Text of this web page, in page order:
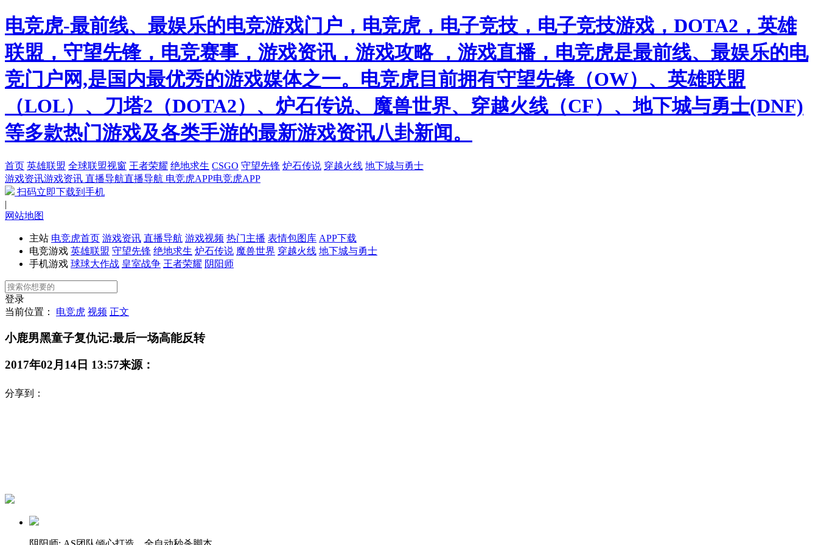
电竞虎-最前线、最娱乐的电竞游戏门户，电竞虎，电子竞技，电子竞技游戏，DOTA2，英雄
联盟，守望先锋，电竞赛事，游戏资讯，游戏攻略 ，游戏直播，电竞虎是最前线、最娱乐的电
竞门户网,是国内最优秀的游戏媒体之一。电竞虎目前拥有守望先锋（OW）、英雄联盟
（LOL）、刀塔2（DOTA2）、炉石传说、魔兽世界、穿越火线（CF）、地下城与勇士(DNF)
等多款热门游戏及各类手游的最新游戏资讯八卦新闻。
首页 英雄联盟 全球联盟视窗 王者荣耀 绝地求生 CSGO 守望先锋 炉石传说 穿越火线 地下城与勇士
游戏资讯游戏资讯 直播导航直播导航 电竞虎APP电竞虎APP
扫码立即下载到手机
|
网站地图
主站 电竞虎首页 游戏资讯 直播导航 游戏视频 热门主播 表情包图库 APP下载
电竞游戏 英雄联盟 守望先锋 绝地求生 炉石传说 魔兽世界 穿越火线 地下城与勇士
手机游戏 球球大作战 皇室战争 王者荣耀 阴阳师
登录
当前位置： 电竞虎 视频 正文
小鹿男黑童子复仇记:最后一场高能反转
2017年02月14日 13:57来源：
分享到：